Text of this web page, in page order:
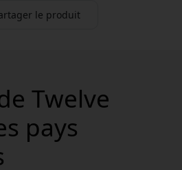
le produit
Twelve
pays